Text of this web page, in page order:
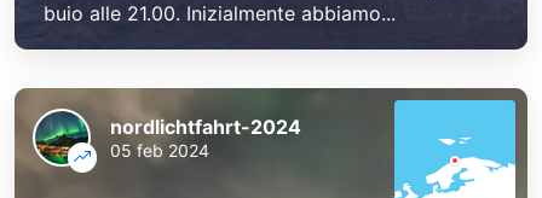
buio alle 21.00. Inizialmente abbiamo...
nordlichtfahrt-2024
05 feb 2024